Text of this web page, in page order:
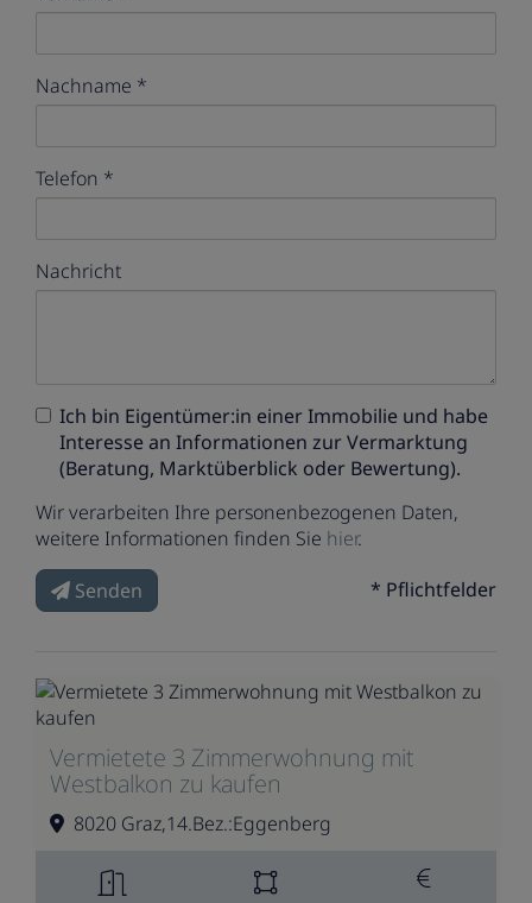
Nachname
Telefon
Nachricht
Ich bin Eigentümer:in einer Immobilie und habe
Interesse an Informationen zur Vermarktung
(Beratung, Marktüberblick oder Bewertung).
Wir verarbeiten Ihre personenbezogenen Daten,
weitere Informationen finden Sie hier.
Senden
* Pflichtfelder
Vermietete 3 Zimmerwohnung mit
Westbalkon zu kaufen
8020 Graz,14.Bez.:Eggenberg